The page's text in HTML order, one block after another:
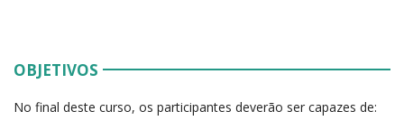
OBJETIVOS
No final deste curso, os participantes deverão ser capazes de: